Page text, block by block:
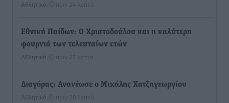
Αθλητικά πριν 24 λεπτά
Εθνική Παίδων: Ο Χριστοδούλου και η καλύτερη
φουρνιά των τελευταίων ετών
Αθλητικά πριν 27 λεπτά
Διαγόρας: Ανανέωσε ο Μιχάλης Χατζηγεωργίου
Αθλητικά πριν 28 λεπτά